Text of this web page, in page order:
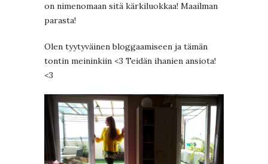
on nimenomaan sitä kärkiluokkaa! Maailman
parasta!
Olen tyytyväinen bloggaamiseen ja tämän
tontin meininkiin <3 Teidän ihanien ansiota!
<3